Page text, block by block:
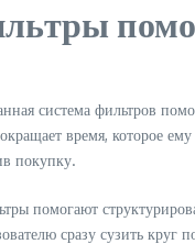
система фильтров
время, которое
покупку.
помогают
сразу сузить круг